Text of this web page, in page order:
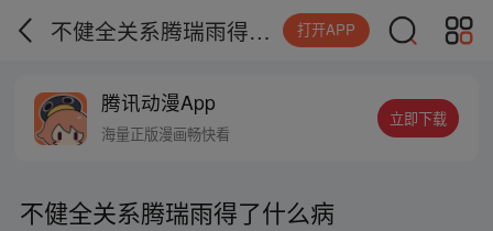
不健全关系腾瑞雨得了什么病 打开APP
腾讯动漫App
海量正版漫画畅快看
立即下载
不健全关系腾瑞雨得了什么病